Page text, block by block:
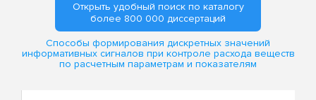
Открыть удобный поиск по каталогу
более 800 000 диссертаций
Способы формирования дискретных значений
информативных сигналов при контроле расхода веществ
по расчетным параметрам и показателям